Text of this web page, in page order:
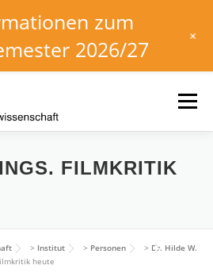
Menü
KALENDER STUDIUM
FILMKRITIK
> Institut > Personen > Dr. Hilde W.
heute
zum
2026/27
+